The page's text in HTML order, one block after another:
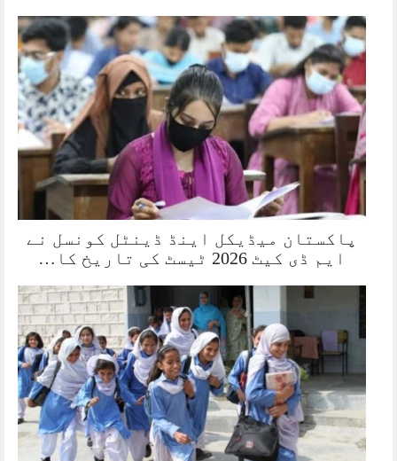
پاکستان میڈیکل اینڈ ڈینٹل کونسل نے
ایم ڈی کیٹ 2026 ٹیسٹ کی تاریخ کا…